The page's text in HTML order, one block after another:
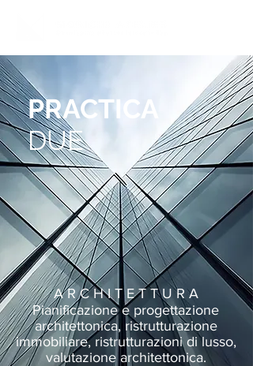
PRACTICA
DUE
A R C H I T E T T U R A
Pianificazione e progettazione
architettonica, ristrutturazione
immobiliare, ristrutturazioni di lusso,
valutazione architettonica.